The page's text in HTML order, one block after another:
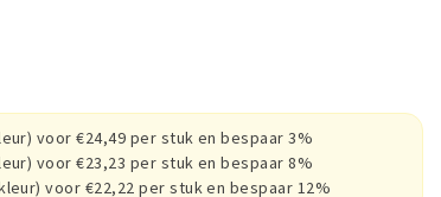
voor €24,49 per stuk en bespaar 3%
voor €23,23 per stuk en bespaar 8%
voor €22,22 per stuk en bespaar 12%